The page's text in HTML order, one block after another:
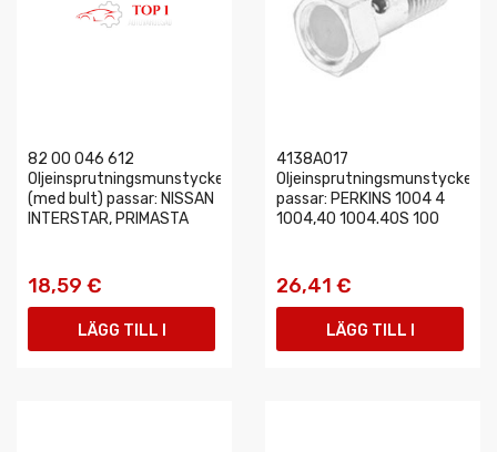
82 00 046 612
Oljeinsprutningsmunstycke
(med bult) passar: NISSAN
INTERSTAR, PRIMASTA
18,59 €
LÄGG TILL I
4138A017
Oljeinsprutningsmunstycke
passar: PERKINS 1004 4
1004,40 1004.40S 100
26,41 €
LÄGG TILL I